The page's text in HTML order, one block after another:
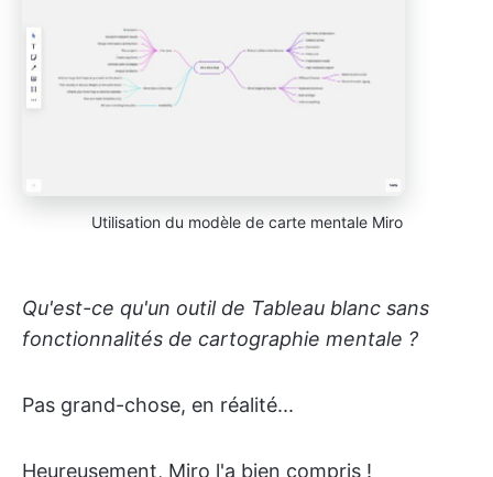
Utilisation du modèle de carte mentale Miro
Qu'est-ce qu'un outil de Tableau blanc sans
fonctionnalités de cartographie mentale ?
Pas grand-chose, en réalité...
Heureusement, Miro l'a bien compris !